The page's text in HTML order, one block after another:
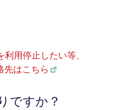
用停止したい等、
先はこちら
ですか？